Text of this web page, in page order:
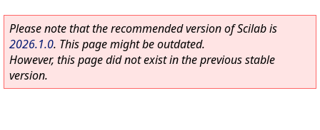
Please note that the recommended version of Scilab is
2026.1.0. This page might be outdated.
However, this page did not exist in the previous stable
version.